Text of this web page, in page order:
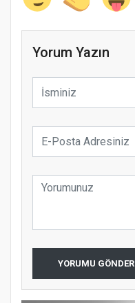
Yorum Yazın
YORUMU GÖNDER